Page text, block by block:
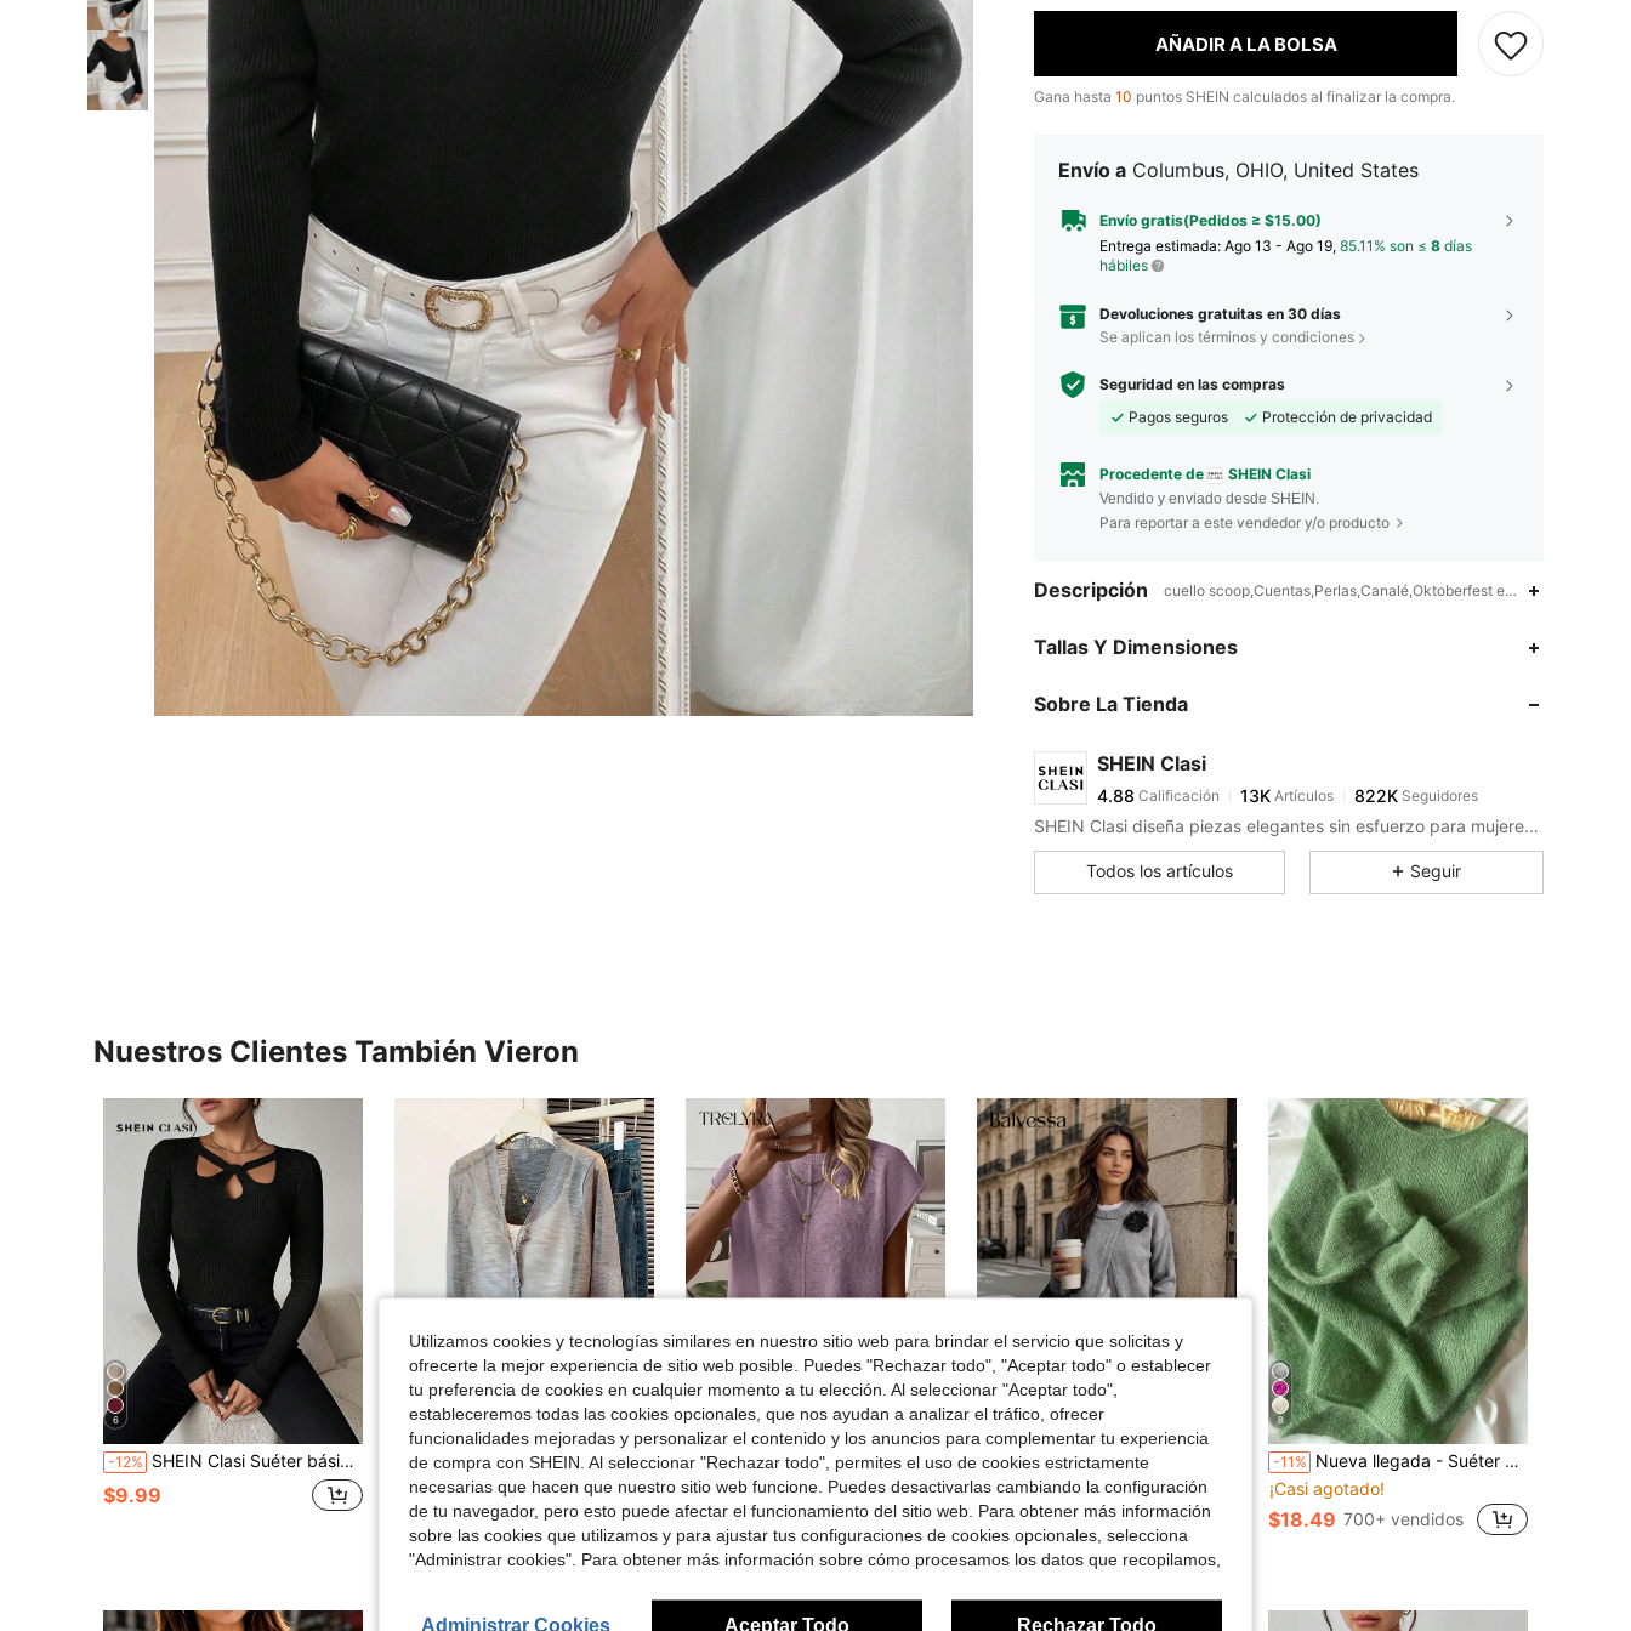
AÑADIR A LA BOLSA
Gana hasta 10 puntos SHEIN calculados al finalizar la compra.
Envío a Columbus, OHIO, United States
Envío gratis(Pedidos ≥ $15.00)
Entrega estimada: Ago 13 - Ago 19, 85.11% son ≤ 8 días
hábiles
Devoluciones gratuitas en 30 días
Se aplican los términos y condiciones
Seguridad en las compras
Pagos seguros
Protección de privacidad
Procedente de SHEIN Clasi
Vendido y enviado desde SHEIN.
Para reportar a este vendedor y/o producto
Descripción cuello scoop,Cuentas,Perlas,Canalé,Oktoberfest en Múnich
Tallas Y Dimensiones
Sobre La Tienda
SHEIN Clasi
4.88
4.88 Calificación
s***lpagó Hace 6 horas
4.88 13K 822K
4.88 13K 822K
4.88 13K 822K
4.88 13K 822K
SHEIN Clasi diseña piezas elegantes sin esfuerzo para mujeres que buscan un look exclusivo.
Todos los artículos Seguir
Nuestros Clientes También Vieron
6
-12% SHEIN Clasi Suéter básico de mujer con cuello calado de unicolor, para uso casual, ropa de trabajo, invitada de boda en otoño, de manga larga
$9.99
8
-15% Cárdigan de punto de manga larga y delgado;Cárdigan de protección solar para aire acondicionado de primavera/verano;Chaqueta tipo chal fresca y de moda
$13.91 1.3k+ vendidos
28
Ahorro de $4.42
Trelyra
-29% SHEIN Chaleco de punto de manga corta de cuello redondo de unicolor para uso diario casual de mujer
¡Casi agotado!
$10.87 700+ vendidos
con cupón
4
Ahorro de $6.60
#Elementos básicos de punto
Local -27% Balvessa Suéter casual de mujer con decoración floral 3D, cuello redondo, hombros caídos y manga larga, para otoño e invierno, tops de manga larga, jersey de punto para el otoño
$17.79
8
-11% Nueva llegada - Suéter de punto de mujer de cuello redondo, unicolor, mohair, hombros caídos y manga larga para otoño/invierno. Combina la moda casual y la suavidad del otoño
¡Casi agotado!
$18.49 700+ vendidos
Utilizamos cookies y tecnologías similares en nuestro sitio web para brindar el servicio que solicitas y
ofrecerte la mejor experiencia de sitio web posible. Puedes "Rechazar todo", "Aceptar todo" o establecer
tu preferencia de cookies en cualquier momento a tu elección. Al seleccionar "Aceptar todo",
estableceremos todas las cookies opcionales, que nos ayudan a analizar el tráfico, ofrecer
funcionalidades mejoradas y personalizar el contenido y los anuncios para complementar tu experiencia
de compra con SHEIN. Al seleccionar "Rechazar todo", permites el uso de cookies estrictamente
necesarias que hacen que nuestro sitio web funcione. Puedes desactivarlas cambiando la configuración
de tu navegador, pero esto puede afectar el funcionamiento del sitio web. Para obtener más información
sobre las cookies que utilizamos y para ajustar tus configuraciones de cookies opcionales, selecciona
"Administrar cookies". Para obtener más información sobre cómo procesamos los datos que recopilamos,
Administrar Cookies Aceptar Todo Rechazar Todo